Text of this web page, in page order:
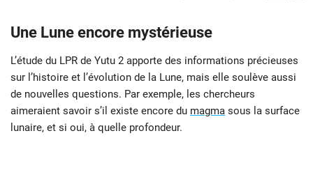
Une Lune encore mystérieuse
L’étude du LPR de Yutu 2 apporte des informations précieuses
sur l’histoire et l’évolution de la Lune, mais elle soulève aussi
de nouvelles questions. Par exemple, les chercheurs
aimeraient savoir s’il existe encore du magma sous la surface
lunaire, et si oui, à quelle profondeur.